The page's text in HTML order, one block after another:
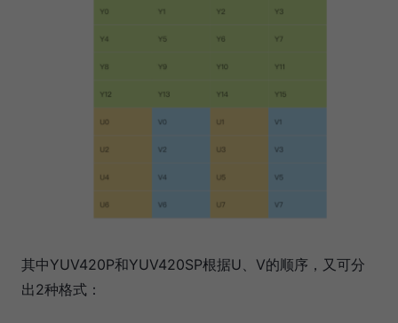
其中YUV420P和YUV420SP根据U、V的顺序，又可分
出2种格式：